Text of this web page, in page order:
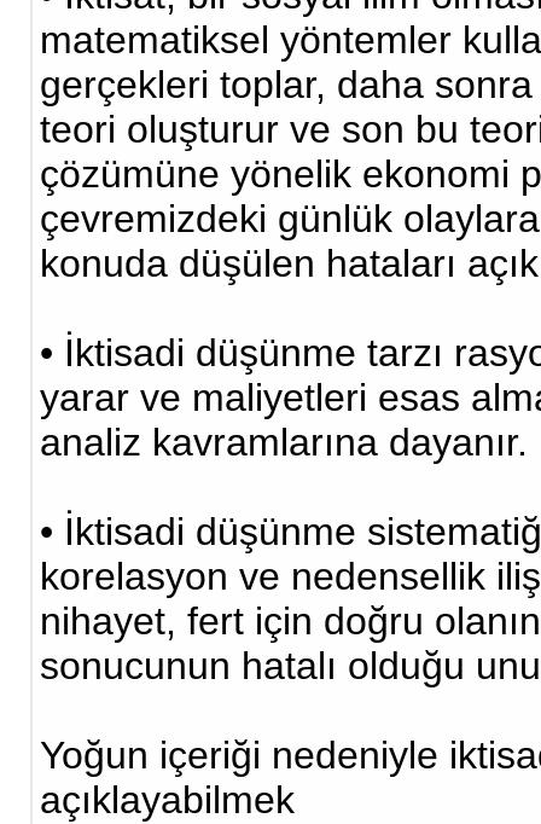
matematiksel yöntemler
gerçekleri toplar, daha sonra
teori oluşturur ve son bu
çözümüne yönelik ekonomi
çevremizdeki günlük olaylara
konuda düşülen hataları
• İktisadi düşünme tarzı
yarar ve maliyetleri esas
analiz kavramlarına dayanır.
• İktisadi düşünme
korelasyon ve nedensellik
nihayet, fert için doğru
sonucunun hatalı olduğu
Yoğun içeriği nedeniyle
açıklayabilmek